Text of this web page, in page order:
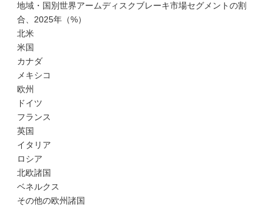
地域・国別世界アームディスクブレーキ市場セグメントの割
合、2025年（%）
北米
米国
カナダ
メキシコ
欧州
ドイツ
フランス
英国
イタリア
ロシア
北欧諸国
ベネルクス
その他の欧州諸国